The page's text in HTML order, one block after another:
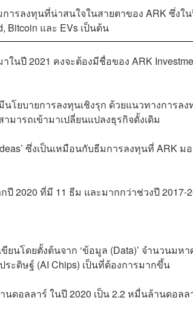
การลงทุนที่น่าสนใจในสายตาของ ARK ซึ่งใ
Bitcoin และ EVs เป็นต้น
นปี 2021 คงจะต้องมีชื่อของ ARK
โยบายการลงทุนเชิงรุก ด้วยแนวทางการล
มารถเข้ามาเปลี่ยนแปลงธุรกิจดั้งเดิม
ซึ่งเป็นเหมือนกับธีมการลงทุนที่ ARK ม
2020 ที่มี 11 ธีม และมากกว่าช่วงปี 2017-
ยนโดยตั้งต้นจาก ‘ข้อมูล (Data)’ จำนวนมห
ดิษฐ์ (AI Chips) เป็นที่ต้องการมากขึ้น
ดอลลาร์ ในปี 2020 เป็น 2.2 หมื่นล้านดอลล